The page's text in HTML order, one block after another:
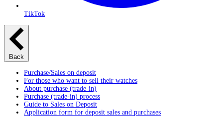
TikTok
Back
Purchase/Sales on deposit
For those who want to sell their watches
About purchase (trade-in)
Purchase (trade-in) process
Guide to Sales on Deposit
Application form for deposit sales and purchases